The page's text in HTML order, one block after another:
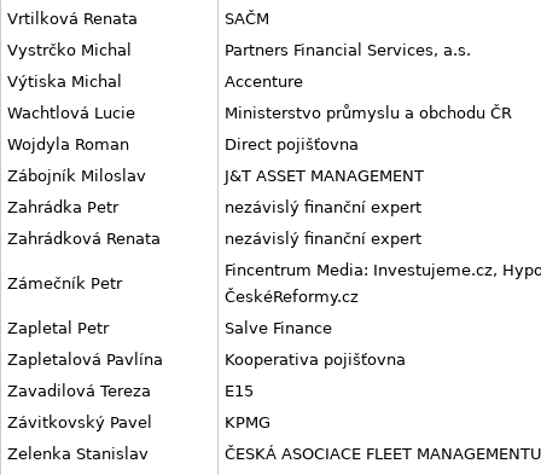
Vrtilková Renata
SAČM
Vystrčko Michal
Partners Financial Services, a.s.
Výtiska Michal
Accenture
Wachtlová Lucie
Ministerstvo průmyslu a obchodu ČR
Wojdyla Roman
Direct pojišťovna
Zábojník Miloslav
J&T ASSET MANAGEMENT
Zahrádka Petr
nezávislý finanční expert
Zahrádková Renata
nezávislý finanční expert
Zámečník Petr
Fincentrum Media: Investujeme.cz,
ČeskéReformy.cz
Zapletal Petr
Salve Finance
Zapletalová Pavlína
Kooperativa pojišťovna
Zavadilová Tereza
E15
Závitkovský Pavel
KPMG
Zelenka Stanislav
ČESKÁ ASOCIACE FLEET MANAGEMENTU